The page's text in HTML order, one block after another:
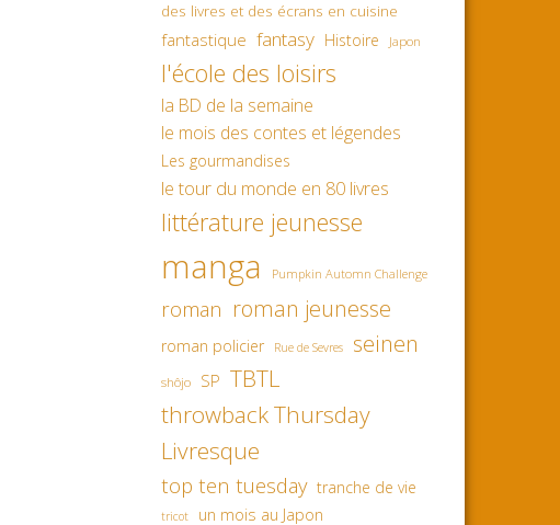
des livres et des écrans en cuisine
fantastique fantasy Histoire Japon
l'école des loisirs
la BD de la semaine
le mois des contes et légendes
Les gourmandises
le tour du monde en 80 livres
littérature jeunesse
manga Pumpkin Automn Challenge
roman roman jeunesse
roman policier Rue de Sevres seinen
shôjo SP TBTL
throwback Thursday
Livresque
top ten tuesday tranche de vie
tricot un mois au Japon